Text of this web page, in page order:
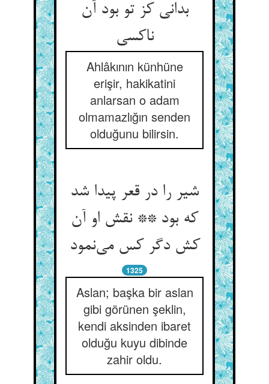
بدانی کز تو بود آن
ناکسی‌‌
Ahlâkının künhüne
erişir, hakikatini
anlarsan o adam
olmamazlığın senden
olduğunu bilirsin.
شیر را در قعر پیدا شد
که بود ** نقش او آن
کش دگر کس می‌‌نمود
1325
Aslan; başka bir aslan
gibi görünen şeklin,
kendi aksinden ibaret
olduğu kuyu dibinde
zahir oldu.